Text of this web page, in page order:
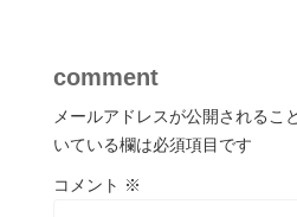
comment
メールアドレスが公開されるこ
いている欄は必須項目です
コメント ※